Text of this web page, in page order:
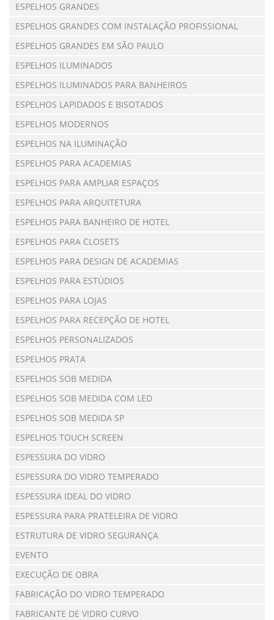
ESPELHOS GRANDES
ESPELHOS GRANDES COM INSTALAÇÃO PROFISSIONAL
ESPELHOS GRANDES EM SÃO PAULO
ESPELHOS ILUMINADOS
ESPELHOS ILUMINADOS PARA BANHEIROS
ESPELHOS LAPIDADOS E BISOTADOS
ESPELHOS MODERNOS
ESPELHOS NA ILUMINAÇÃO
ESPELHOS PARA ACADEMIAS
ESPELHOS PARA AMPLIAR ESPAÇOS
ESPELHOS PARA ARQUITETURA
ESPELHOS PARA BANHEIRO DE HOTEL
ESPELHOS PARA CLOSETS
ESPELHOS PARA DESIGN DE ACADEMIAS
ESPELHOS PARA ESTÚDIOS
ESPELHOS PARA LOJAS
ESPELHOS PARA RECEPÇÃO DE HOTEL
ESPELHOS PERSONALIZADOS
ESPELHOS PRATA
ESPELHOS SOB MEDIDA
ESPELHOS SOB MEDIDA COM LED
ESPELHOS SOB MEDIDA SP
ESPELHOS TOUCH SCREEN
ESPESSURA DO VIDRO
ESPESSURA DO VIDRO TEMPERADO
ESPESSURA IDEAL DO VIDRO
ESPESSURA PARA PRATELEIRA DE VIDRO
ESTRUTURA DE VIDRO SEGURANÇA
EVENTO
EXECUÇÃO DE OBRA
FABRICAÇÃO DO VIDRO TEMPERADO
FABRICANTE DE VIDRO CURVO